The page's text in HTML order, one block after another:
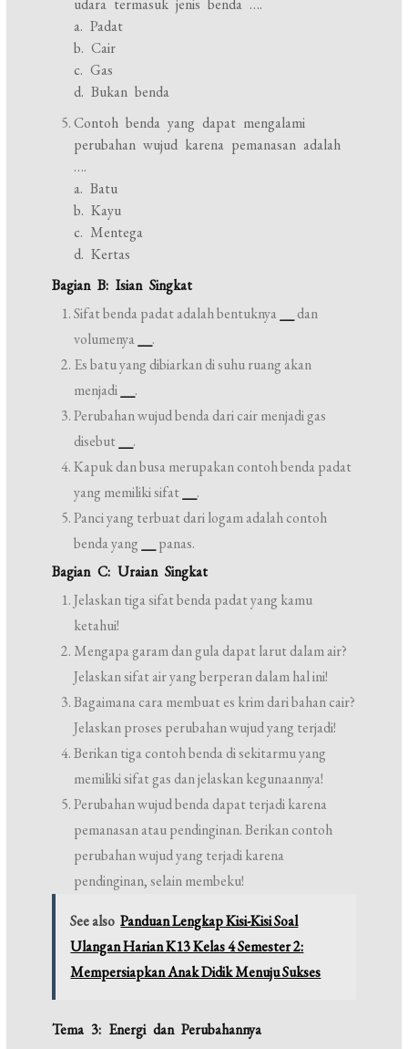
udara termasuk jenis benda ….
a. Padat
b. Cair
c. Gas
d. Bukan benda
Contoh benda yang dapat mengalami
perubahan wujud karena pemanasan adalah
….
a. Batu
b. Kayu
c. Mentega
d. Kertas
Bagian B: Isian Singkat
Sifat benda padat adalah bentuknya
dan
volumenya
.
Es batu yang dibiarkan di suhu ruang akan
menjadi
.
Perubahan wujud benda dari cair menjadi gas
disebut
.
Kapuk dan busa merupakan contoh benda padat
yang memiliki sifat
.
Panci yang terbuat dari logam adalah contoh
benda yang
panas.
Bagian C: Uraian Singkat
Jelaskan tiga sifat benda padat yang kamu
ketahui!
Mengapa garam dan gula dapat larut dalam air?
Jelaskan sifat air yang berperan dalam hal ini!
Bagaimana cara membuat es krim dari bahan cair?
Jelaskan proses perubahan wujud yang terjadi!
Berikan tiga contoh benda di sekitarmu yang
memiliki sifat gas dan jelaskan kegunaannya!
Perubahan wujud benda dapat terjadi karena
pemanasan atau pendinginan. Berikan contoh
perubahan wujud yang terjadi karena
pendinginan, selain membeku!
See also Panduan Lengkap Kisi-Kisi Soal
Ulangan Harian K13 Kelas 4 Semester 2:
Mempersiapkan Anak Didik Menuju Sukses
Tema 3: Energi dan Perubahannya